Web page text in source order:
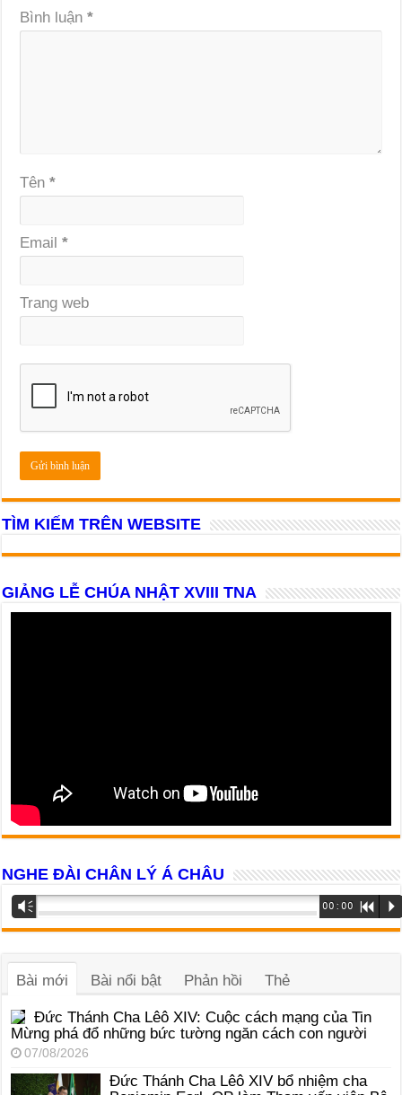
Bình luận*
Tên*
Email*
Trang web
TÌM KIẾM TRÊN WEBSITE
GIẢNG LỄ CHÚA NHẬT XVIII TNA
NGHE ĐÀI CHÂN LÝ Á CHÂU
Trình
phát
âm
Vm 00:00 R P
Bài mới Bài nổi bật Phản hồi Thẻ
Đức Thánh Cha Lêô XIV: Cuộc cách mạng của Tin
Mừng phá đổ những bức tường ngăn cách con người
07/08/2026
Đức Thánh Cha Lêô XIV bổ nhiệm cha